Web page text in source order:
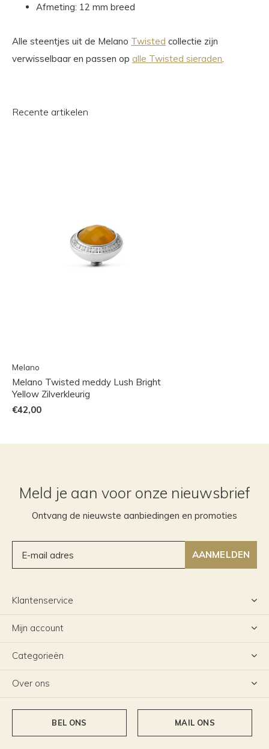
Afmeting: 12 mm breed
Alle steentjes uit de Melano Twisted collectie zijn
verwisselbaar en passen op alle Twisted sieraden
Recente artikelen
Melano
Melano Twisted meddy Lush Bright
Yellow Zilverkleurig
€42,00
Meld je aan voor onze nieuwsbrief
Ontvang de nieuwste aanbiedingen en promoties
AANMELDEN
Klantenservice
Mijn account
Categorieën
Over ons
BEL ONS MAIL ONS